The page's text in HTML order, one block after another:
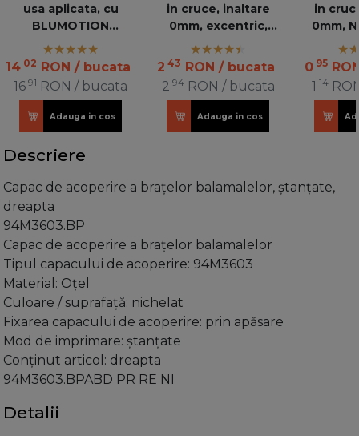
usa aplicata, cu
BLUMOTION
incorporat
14 02 RON / bucata
1691 RON / bucata
Adauga in cos
in cruce, inaltare
0mm, excentric,
nichelata 173H7100
2 43 RON / bucata
294 RON / bucata
Adauga in cos
in
0mm,
0 95
114
Descriere
Capac de acoperire a brațelor balamalelor, ştanţate,
dreapta
94M3603.BP
Capac de acoperire a brațelor balamalelor
Tipul capacului de acoperire: 94M3603
Material: Oţel
Culoare / suprafaţă: nichelat
Fixarea capacului de acoperire: prin apăsare
Mod de imprimare: ştanţate
Conţinut articol: dreapta
94M3603.BPABD PR RE NI
Detalii